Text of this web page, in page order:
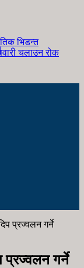
भिडन्त
चलाउन रोक
प्रज्वलन गर्ने
प्रज्वलन गर्ने